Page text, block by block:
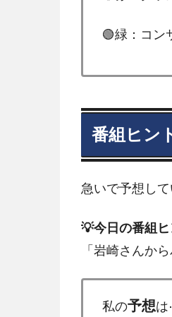
🟢緑：コン
番組ヒン
急いで予想し
💡今日の番組ヒ
「岩崎さんか
私の予想